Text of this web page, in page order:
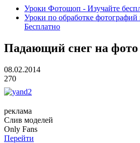
Уроки Фотошоп - Изучайте
Уроки по обработке
Бесплатно
Падающий снег на фото
08.02.2014
270
реклама
Слив моделей
Only Fans
Перейти